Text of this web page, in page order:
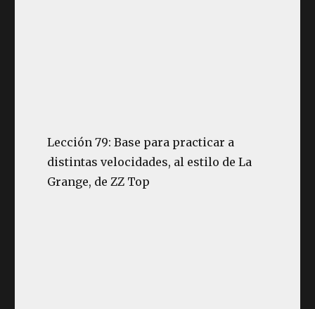
Lección 79: Base para practicar a
distintas velocidades, al estilo de La
Grange, de ZZ Top